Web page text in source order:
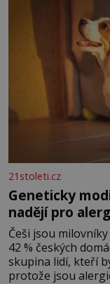
21stoleti.cz
Geneticky
nadějí pro
Češi jsou
42 % českých
skupina lidí, kteří
protože jsou